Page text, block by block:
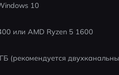
10
или AMD Ryzen 5 1600
(рекомендуется